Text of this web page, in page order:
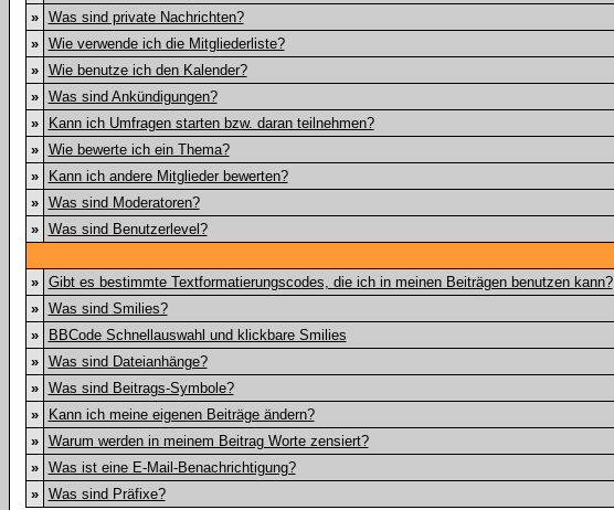
»
Was sind private Nachrichten?
»
Wie verwende ich die Mitgliederliste?
»
Wie benutze ich den Kalender?
»
Was sind Ankündigungen?
»
Kann ich Umfragen starten bzw. daran teilnehmen?
»
Wie bewerte ich ein Thema?
»
Kann ich andere Mitglieder bewerten?
»
Was sind Moderatoren?
»
Was sind Benutzerlevel?
»
Gibt es bestimmte Textformatierungscodes, die ich in meinen Beiträgen benutzen kann?
»
Was sind Smilies?
»
BBCode Schnellauswahl und klickbare Smilies
»
Was sind Dateianhänge?
»
Was sind Beitrags-Symbole?
»
Kann ich meine eigenen Beiträge ändern?
»
Warum werden in meinem Beitrag Worte zensiert?
»
Was ist eine E-Mail-Benachrichtigung?
»
Was sind Präfixe?